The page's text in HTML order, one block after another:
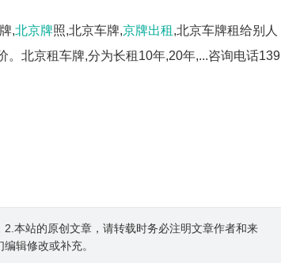
,北京牌照,北京车牌,京牌出租 ,北京车牌租给别人
。北京租车牌,分为长租10年,20年,...咨询电话139
本站的原创文章，请转载时务必注明文章作者和来
辑修改或补充。